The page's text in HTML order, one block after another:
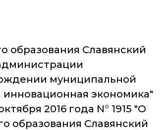
образования Славянский
муниципальной
экономика"
2016 года N° 1915 "О
образования Славянский